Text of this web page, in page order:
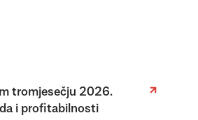
tromjesečju 2026.
i profitabilnosti